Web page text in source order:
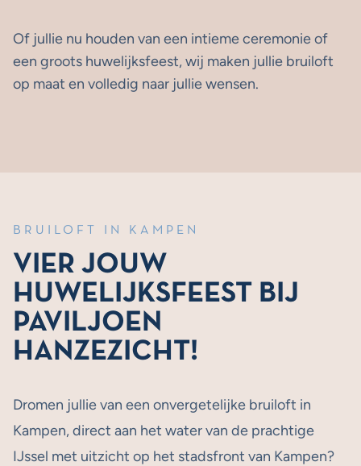
Of jullie nu houden van een intieme ceremonie of
een groots huwelijksfeest, wij maken jullie bruiloft
op maat en volledig naar jullie wensen.
BRUILOFT IN KAMPEN
VIER JOUW
HUWELIJKSFEEST BIJ
PAVILJOEN
HANZEZICHT!
Dromen jullie van een onvergetelijke bruiloft in
Kampen, direct aan het water van de prachtige
IJssel met uitzicht op het stadsfront van Kampen?